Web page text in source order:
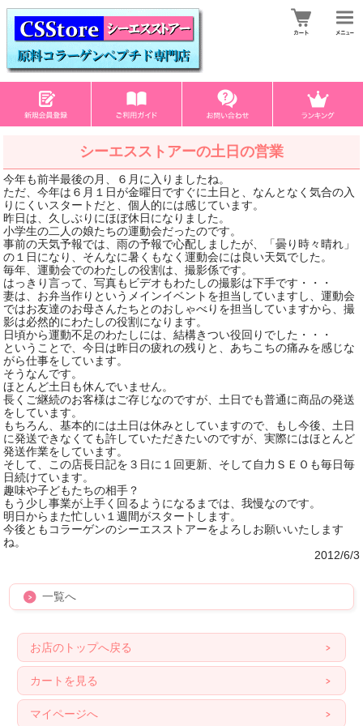
シーエスストアーの土日の営業
今年も前半最後の月、６月に入りましたね。
ただ、今年は６月１日が金曜日ですぐに土日と、なんとなく気合の入
りにくいスタートだと、個人的には感じています。
昨日は、久しぶりにほぼ休日になりました。
小学生の二人の娘たちの運動会だったのです。
事前の天気予報では、雨の予報で心配しましたが、「曇り時々晴れ」
の１日になり、そんなに暑くもなく運動会には良い天気でした。
毎年、運動会でのわたしの役割は、撮影係です。
はっきり言って、写真もビデオもわたしの撮影は下手です・・・
妻は、お弁当作りというメインイベントを担当していますし、運動会
ではお友達のお母さんたちとのおしゃべりを担当していますから、撮
影は必然的にわたしの役割になります。
日頃から運動不足のわたしには、結構きつい役回りでした・・・
ということで、今日は昨日の疲れの残りと、あちこちの痛みを感じな
がら仕事をしています。
そうなんです。
ほとんど土日も休んでいません。
長くご継続のお客様はご存じなのですが、土日でも普通に商品の発送
をしています。
もちろん、基本的には土日は休みとしていますので、もし今後、土日
に発送できなくても許していただきたいのですが、実際にはほとんど
発送作業をしています。
そして、この店長日記を３日に１回更新、そして自力ＳＥＯも毎日毎
日続けています。
趣味や子どもたちの相手？
もう少し事業が上手く回るようになるまでは、我慢なのです。
明日からまた忙しい１週間がスタートします。
今後ともコラーゲンのシーエスストアーをよろしお願いいたします
ね。
2012/6/3
一覧へ
お店のトップへ戻る
カートを見る
マイページへ